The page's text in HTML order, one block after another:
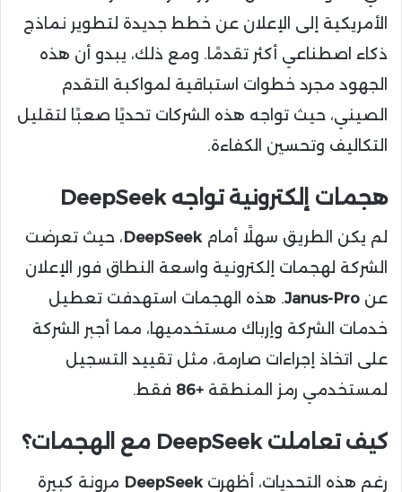
الأمريكية إلى الإعلان عن خطط جديدة لتطوير نماذج
ذكاء اصطناعي أكثر تقدمًا. ومع ذلك، يبدو أن هذه
الجهود مجرد خطوات استباقية لمواكبة التقدم
الصيني، حيث تواجه هذه الشركات تحديًا صعبًا لتقليل
التكاليف وتحسين الكفاءة.
هجمات إلكترونية تواجه DeepSeek
لم يكن الطريق سهلًا أمامDeepSeek، حيث تعرضت
الشركة لهجمات إلكترونية واسعة النطاق فور الإعلان
عن Janus-Pro. هذه الهجمات استهدفت تعطيل
خدمات الشركة وإرباك مستخدميها، مما أجبر الشركة
على اتخاذ إجراءات صارمة، مثل تقييد التسجيل
لمستخدمي رمز المنطقة +86 فقط.
كيف تعاملت DeepSeek مع الهجمات؟
رغم هذه التحديات، أظهرت DeepSeek مرونة كبيرة